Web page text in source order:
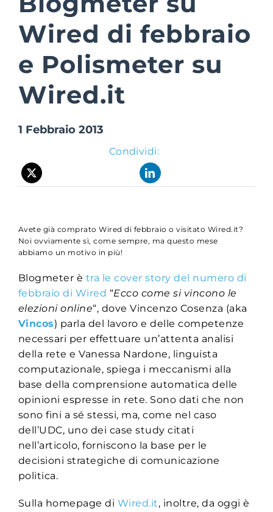
Suite Login
Wired di febbraio
e Polismeter su
Wired.it
1 Febbraio 2013
Condividi:
Avete già comprato Wired di febbraio o visitato Wired.it?
Noi ovviamente sì, come sempre, ma questo mese
abbiamo un motivo in più!
Blogmeter è tra le cover story del numero di
febbraio di Wired “Ecco come si vincono le
elezioni online“, dove Vincenzo Cosenza (aka
Vincos) parla del lavoro e delle competenze
necessari per effettuare un’attenta analisi
della rete e Vanessa Nardone, linguista
computazionale, spiega i meccanismi alla
base della comprensione automatica delle
opinioni espresse in rete. Sono dati che non
sono fini a sé stessi, ma, come nel caso
dell’UDC, uno dei case study citati
nell’articolo, forniscono la base per le
decisioni strategiche di comunicazione
politica.
Sulla homepage di Wired.it, inoltre, da oggi è